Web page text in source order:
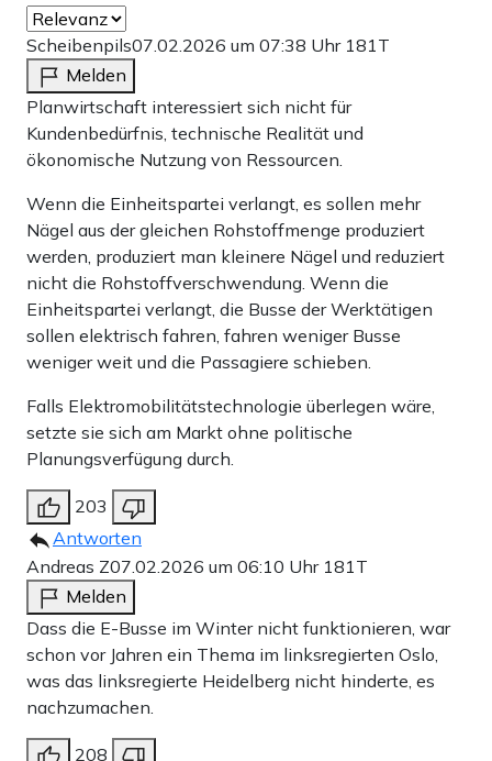
Scheibenpils07.02.2026 um 07:38 Uhr 181T
Melden
Planwirtschaft interessiert sich nicht für
Kundenbedürfnis, technische Realität und
ökonomische Nutzung von Ressourcen.
Wenn die Einheitspartei verlangt, es sollen mehr
Nägel aus der gleichen Rohstoffmenge produziert
werden, produziert man kleinere Nägel und reduziert
nicht die Rohstoffverschwendung. Wenn die
Einheitspartei verlangt, die Busse der Werktätigen
sollen elektrisch fahren, fahren weniger Busse
weniger weit und die Passagiere schieben.
Falls Elektromobilitätstechnologie überlegen wäre,
setzte sie sich am Markt ohne politische
Planungsverfügung durch.
203
Antworten
Andreas Z07.02.2026 um 06:10 Uhr 181T
Melden
Dass die E-Busse im Winter nicht funktionieren, war
schon vor Jahren ein Thema im linksregierten Oslo,
was das linksregierte Heidelberg nicht hinderte, es
nachzumachen.
208